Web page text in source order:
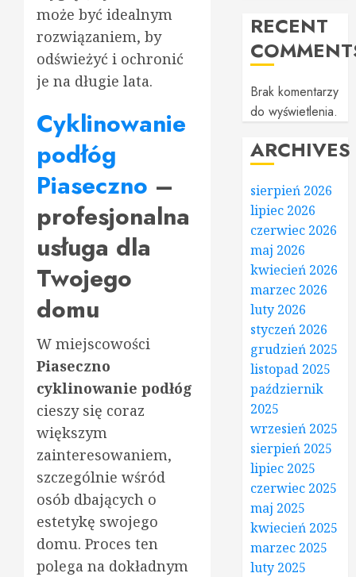
może być idealnym
rozwiązaniem, by
odświeżyć i ochronić
je na długie lata.
Cyklinowanie
podłóg
Piaseczno –
profesjonalna
usługa dla
Twojego
domu
W miejscowości
Piaseczno
cyklinowanie podłóg
cieszy się coraz
większym
zainteresowaniem,
szczególnie wśród
osób dbających o
estetykę swojego
domu. Proces ten
polega na dokładnym
RECENT
Brak komentarzy
do wyświetlenia.
ARCHIVES
sierpień 2026
lipiec 2026
czerwiec 2026
maj 2026
kwiecień 2026
marzec 2026
luty 2026
styczeń 2026
grudzień 2025
listopad 2025
październik
2025
wrzesień 2025
sierpień 2025
lipiec 2025
czerwiec 2025
maj 2025
kwiecień 2025
marzec 2025
luty 2025